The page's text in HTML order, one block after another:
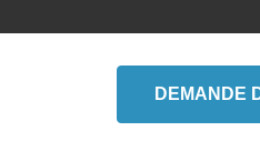
DEMANDE